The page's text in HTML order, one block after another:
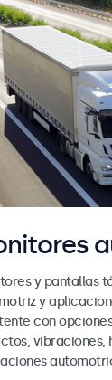
y pantallas
y
con
vibraciones,